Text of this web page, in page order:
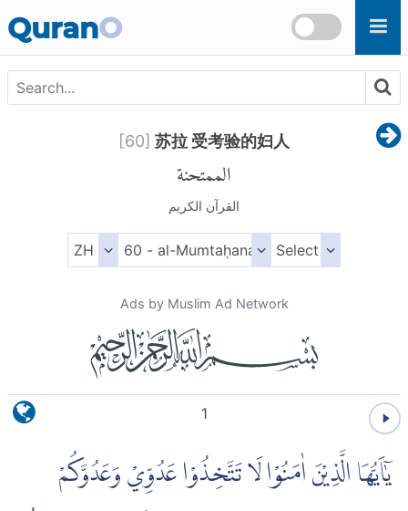
QuranO
[60] 苏拉 受考验的妇人
الممتحنة
القرآن الكريم
Ads by Muslim Ad Network
1
يٰٓاَيُّهَا الَّذِيْنَ اٰمَنُوْا لَا تَتَّخِذُوْا عَدُوِّيْ وَعَدُوَّكُمْ